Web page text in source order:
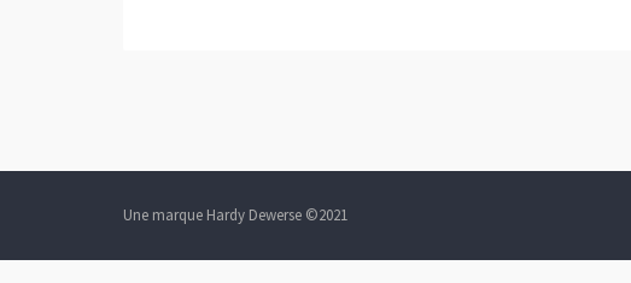
Une marque Hardy Dewerse ©2021